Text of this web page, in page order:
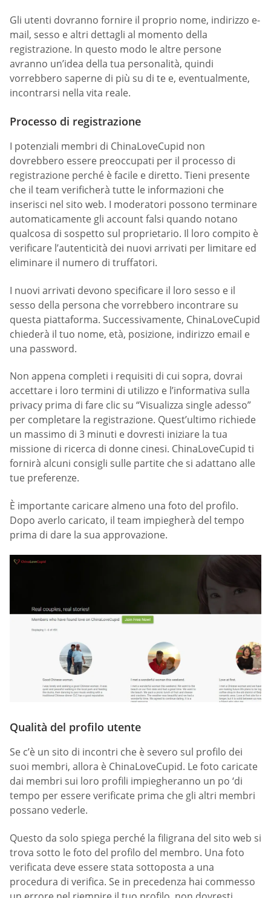
Gli utenti dovranno fornire il proprio nome, indirizzo e-
mail, sesso e altri dettagli al momento della
registrazione. In questo modo le altre persone
avranno un’idea della tua personalità, quindi
vorrebbero saperne di più su di te e, eventualmente,
incontrarsi nella vita reale.
Processo di registrazione
I potenziali membri di ChinaLoveCupid non
dovrebbero essere preoccupati per il processo di
registrazione perché è facile e diretto. Tieni presente
che il team verificherà tutte le informazioni che
inserisci nel sito web. I moderatori possono terminare
automaticamente gli account falsi quando notano
qualcosa di sospetto sul proprietario. Il loro compito è
verificare l’autenticità dei nuovi arrivati per limitare ed
eliminare il numero di truffatori.
I nuovi arrivati devono specificare il loro sesso e il
sesso della persona che vorrebbero incontrare su
questa piattaforma. Successivamente, ChinaLoveCupid
chiederà il tuo nome, età, posizione, indirizzo email e
una password.
Non appena completi i requisiti di cui sopra, dovrai
accettare i loro termini di utilizzo e l’informativa sulla
privacy prima di fare clic su “Visualizza single adesso”
per completare la registrazione. Quest’ultimo richiede
un massimo di 3 minuti e dovresti iniziare la tua
missione di ricerca di donne cinesi. ChinaLoveCupid ti
fornirà alcuni consigli sulle partite che si adattano alle
tue preferenze.
È importante caricare almeno una foto del profilo.
Dopo averlo caricato, il team impiegherà del tempo
prima di dare la sua approvazione.
Qualità del profilo utente
Se c’è un sito di incontri che è severo sul profilo dei
suoi membri, allora è ChinaLoveCupid. Le foto caricate
dai membri sui loro profili impiegheranno un po ‘di
tempo per essere verificate prima che gli altri membri
possano vederle.
Questo da solo spiega perché la filigrana del sito web si
trova sotto le foto del profilo del membro. Una foto
verificata deve essere stata sottoposta a una
procedura di verifica. Se in precedenza hai commesso